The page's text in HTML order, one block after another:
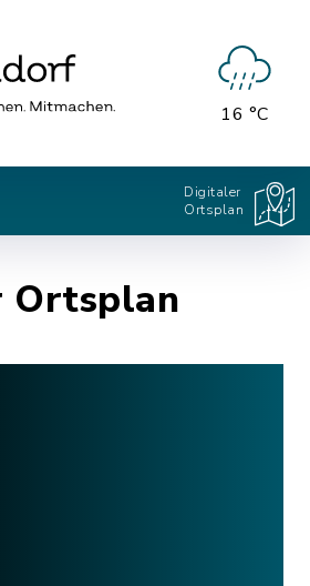
16 °C
Digitaler
Ortsplan
Ortsplan